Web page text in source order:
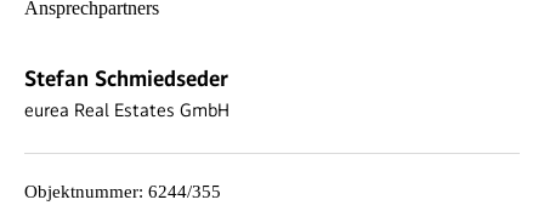
Stefan Schmiedseder
eurea Real Estates GmbH
Objektnummer: 6244/355